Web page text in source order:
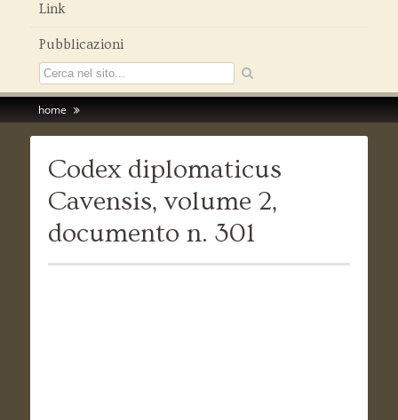
Link
Pubblicazioni
home
Codex diplomaticus
Cavensis, volume 2,
documento n. 301